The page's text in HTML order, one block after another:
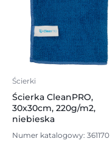
Ścierki
Ścierka CleanPRO,
30x30cm, 220g/m2,
niebieska
Numer katalogowy: 361170